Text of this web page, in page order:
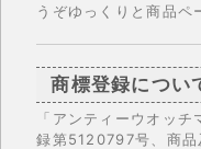
うぞゆっくりと商品ペ
商標登録につい
「アンティーウオッ
録第5120797号、商